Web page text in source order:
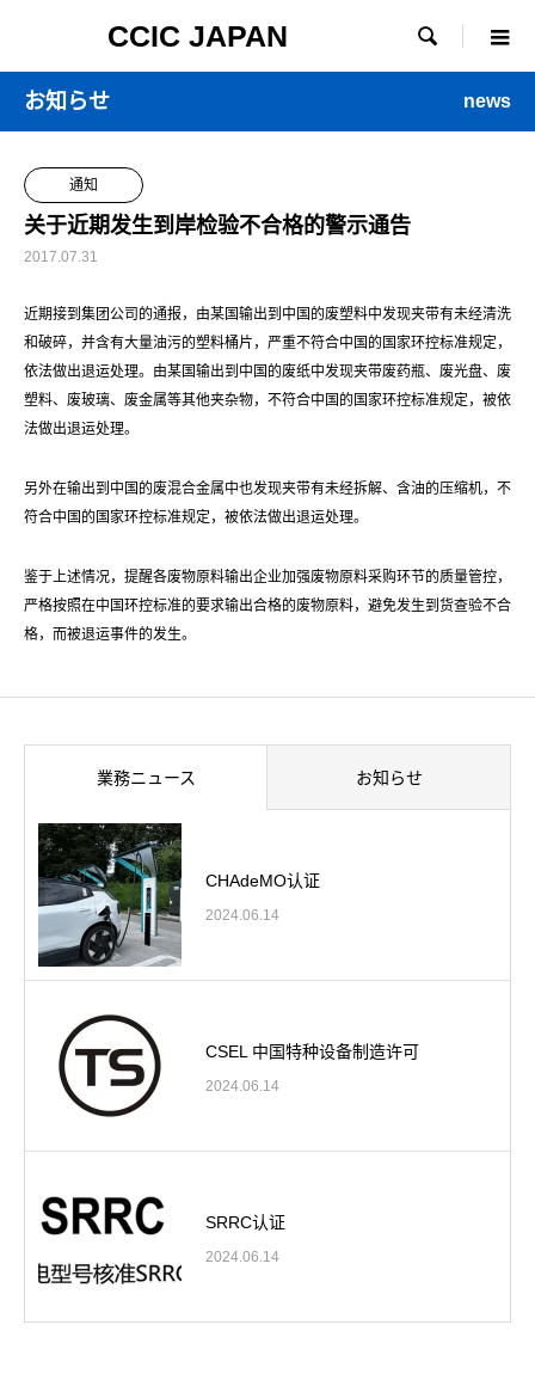
CCIC JAPAN 
お知らせ news
通知
关于近期发生到岸检验不合格的警示通告
2017.07.31
近期接到集团公司的通报，由某国输出到中国的废塑料中发现夹带有未经清洗
和破碎，并含有大量油污的塑料桶片，严重不符合中国的国家环控标准规定，
依法做出退运处理。由某国输出到中国的废纸中发现夹带废药瓶、废光盘、废
塑料、废玻璃、废金属等其他夹杂物，不符合中国的国家环控标准规定，被依
法做出退运处理。
另外在输出到中国的废混合金属中也发现夹带有未经拆解、含油的压缩机，不
符合中国的国家环控标准规定，被依法做出退运处理。
鉴于上述情况，提醒各废物原料输出企业加强废物原料采购环节的质量管控，
严格按照在中国环控标准的要求输出合格的废物原料，避免发生到货查验不合
格，而被退运事件的发生。
業務ニュース お知らせ
CHAdeMO认证
2024.06.14
CSEL 中国特种设备制造许可
2024.06.14
SRRC认证
2024.06.14